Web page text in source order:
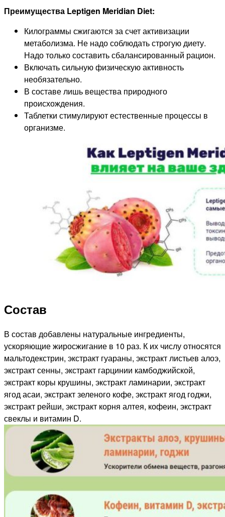
Преимущества Leptigen Meridian Diet:
Килограммы сжигаются за счет активизации
метаболизма. Не надо соблюдать строгую диету.
Надо только составить сбалансированный рацион.
Включать сильную физическую активность
необязательно.
В составе лишь вещества природного
происхождения.
Таблетки стимулируют естественные процессы в
организме.
Состав
В состав добавлены натуральные ингредиенты,
ускоряющие жиросжигание в 10 раз. К их числу относятся
мальтодекстрин, экстракт гуараны, экстракт листьев алоэ,
экстракт сенны, экстракт гарцинии камбоджийской,
экстракт коры крушины, экстракт ламинарии, экстракт
ягод асаи, экстракт зеленого кофе, экстракт ягод годжи,
экстракт рейши, экстракт корня алтея, кофеин, экстракт
свеклы и витамин D.